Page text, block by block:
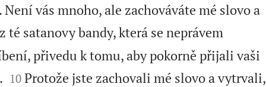
vás mnoho, ale zachováváte mé slovo a
té satanovy bandy, která se neprávem
přivedu k tomu, aby pokorně přijali vaši

10 Protože jste zachovali mé slovo a vytrvali,